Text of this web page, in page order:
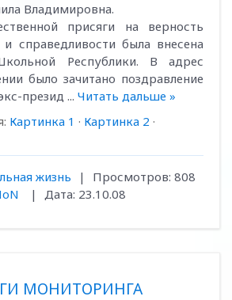
Владимировна.
присяги на верность
справедливости была внесена
Республики. В адрес
было зачитано поздравление
презид ... Читать дальше »
Картинка 1 · Картинка 2 ·
жизнь | Просмотров: 808
| Дата: 23.10.08
МОНИТОРИНГА